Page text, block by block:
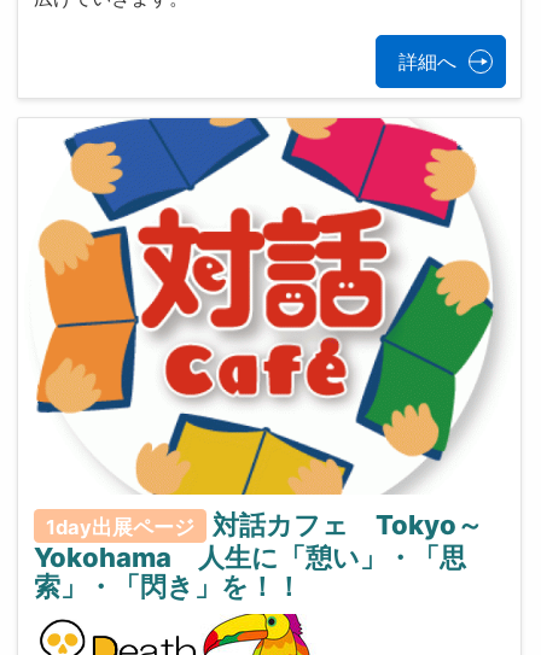
詳細へ
1day出展ページ
対話カフェ Tokyo～
Yokohama 人生に「憩い」・「思
索」・「閃き」を！！